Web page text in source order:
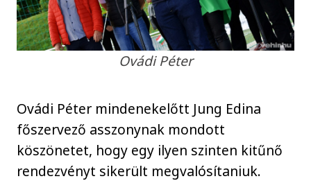
Ovádi Péter
Ovádi Péter mindenekelőtt Jung Edina
főszervező asszonynak mondott
köszönetet, hogy egy ilyen szinten kitűnő
rendezvényt sikerült megvalósítaniuk.